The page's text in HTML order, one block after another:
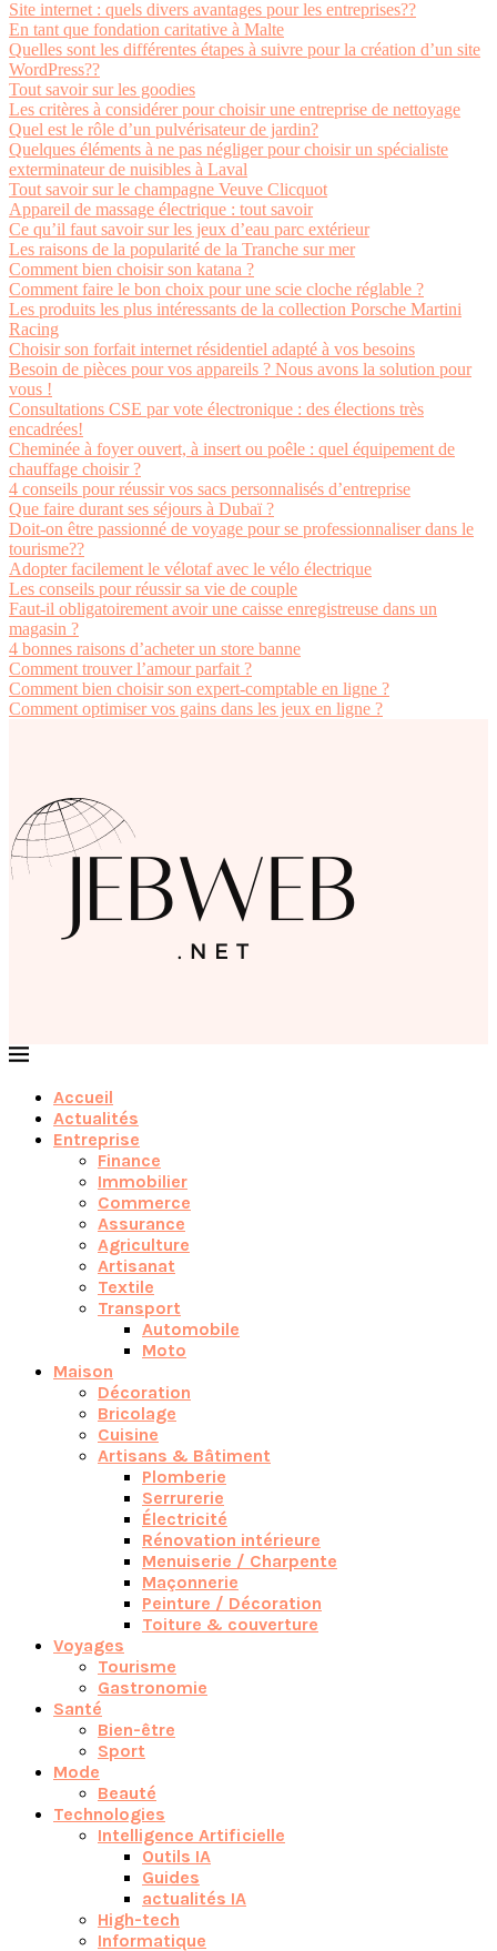
Site internet : quels divers avantages pour les entreprises??
En tant que fondation caritative à Malte
Quelles sont les différentes étapes à suivre pour la création d’un site
WordPress??
Tout savoir sur les goodies
Les critères à considérer pour choisir une entreprise de nettoyage
Quel est le rôle d’un pulvérisateur de jardin?
Quelques éléments à ne pas négliger pour choisir un spécialiste
exterminateur de nuisibles à Laval
Tout savoir sur le champagne Veuve Clicquot
Appareil de massage électrique : tout savoir
Ce qu’il faut savoir sur les jeux d’eau parc extérieur
Les raisons de la popularité de la Tranche sur mer
Comment bien choisir son katana ?
Comment faire le bon choix pour une scie cloche réglable ?
Les produits les plus intéressants de la collection Porsche Martini
Racing
Choisir son forfait internet résidentiel adapté à vos besoins
Besoin de pièces pour vos appareils ? Nous avons la solution pour
vous !
Consultations CSE par vote électronique : des élections très
encadrées!
Cheminée à foyer ouvert, à insert ou poêle : quel équipement de
chauffage choisir ?
4 conseils pour réussir vos sacs personnalisés d’entreprise
Que faire durant ses séjours à Dubaï ?
Doit-on être passionné de voyage pour se professionnaliser dans le
tourisme??
Adopter facilement le vélotaf avec le vélo électrique
Les conseils pour réussir sa vie de couple
Faut-il obligatoirement avoir une caisse enregistreuse dans un
magasin ?
4 bonnes raisons d’acheter un store banne
Comment trouver l’amour parfait ?
Comment bien choisir son expert-comptable en ligne ?
Comment optimiser vos gains dans les jeux en ligne ?
Accueil
Actualités
Entreprise
Finance
Immobilier
Commerce
Assurance
Agriculture
Artisanat
Textile
Transport
Automobile
Moto
Maison
Décoration
Bricolage
Cuisine
Artisans & Bâtiment
Plomberie
Serrurerie
Électricité
Rénovation intérieure
Menuiserie / Charpente
Maçonnerie
Peinture / Décoration
Toiture & couverture
Voyages
Tourisme
Gastronomie
Santé
Bien-être
Sport
Mode
Beauté
Technologies
Intelligence Artificielle
Outils IA
Guides
actualités IA
High-tech
Informatique